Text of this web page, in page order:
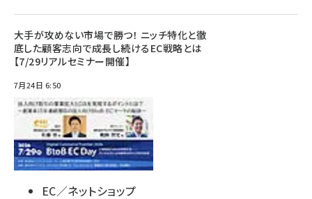
大手が攻めない市場で勝つ！ ニッチ特化と徹
底した顧客志向で成長し続けるEC戦略とは
【7/29リアルセミナー開催】
7月24日 6:50
EC／ネットショップ